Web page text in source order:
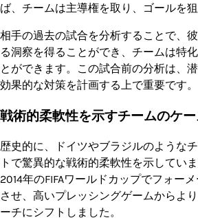
ば、チームは主導権を取り、ゴールを
相手の過去の試合を分析することで、
る洞察を得ることができ、チームは特
とができます。この試合前の分析は、
効果的な対策を計画する上で重要です。
戦術的柔軟性を示すチームのケ
歴史的に、ドイツやブラジルのような
トで驚異的な戦術的柔軟性を示してい
2014年のFIFAワールドカップでフォー
させ、高いプレッシングゲームからよ
ーチにシフトしました。